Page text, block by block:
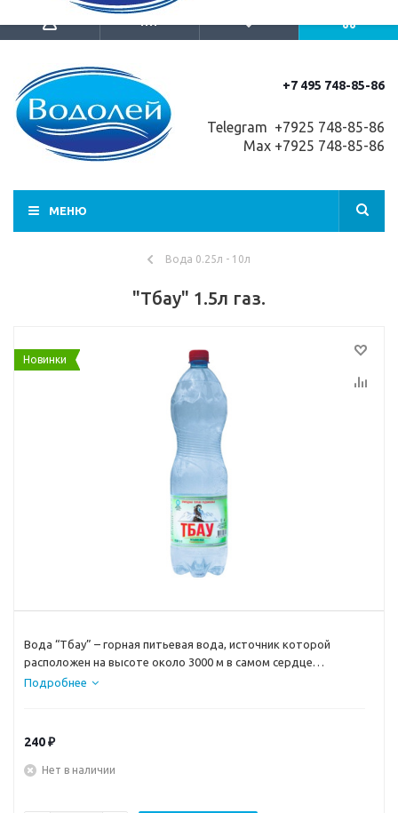
+7 495 748-85-86
Telegram +7925 748-85-86
Max +7925 748-85-86
МЕНЮ
Вода 0.25л - 10л
"Тбау" 1.5л газ.
Новинки
Вода “Тбау” – горная питьевая вода, источник которой
расположен на высоте около 3000 м в самом сердце
Северной Осетии, славящейся своей исключительной
Подробнее
240₽
Нет в наличии